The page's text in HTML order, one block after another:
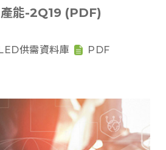
能-2Q19 (PDF)
供需資料庫 PDF